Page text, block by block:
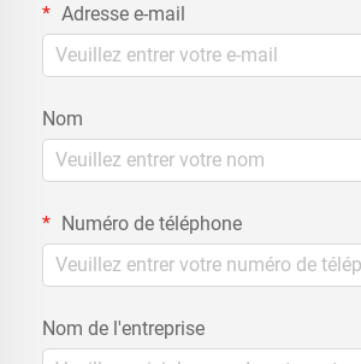
Adresse e-mail
Nom
Numéro de téléphone
Nom de l'entreprise